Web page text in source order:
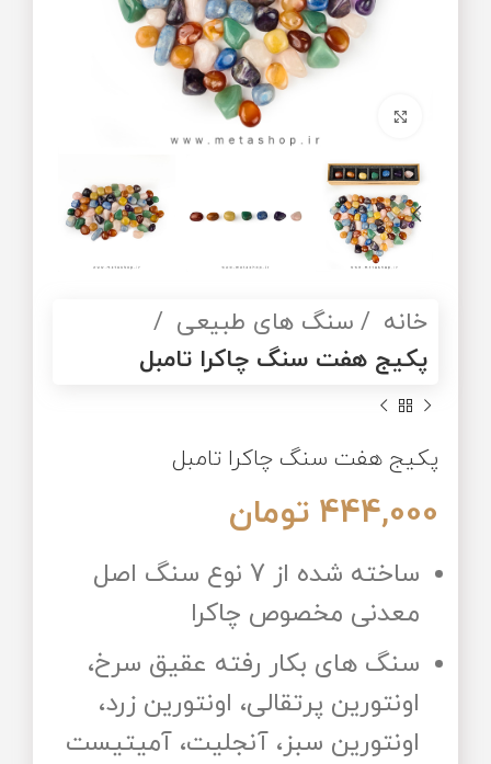
برای بزرگنمایی کلیک کنید
خانه
سنگ های طبیعی
پکیج هفت سنگ چاکرا تامبل
پکیج هفت سنگ چاکرا تامبل
444,000 تومان
ساخته شده از 7 نوع سنگ اصل
معدنی مخصوص چاکرا
سنگ های بکار رفته عقیق سرخ،
اونتورین پرتقالی، اونتورین زرد،
اونتورین سبز، آنجلیت، آمیتیست